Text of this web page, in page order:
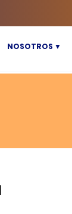
NOSOTROS ▼